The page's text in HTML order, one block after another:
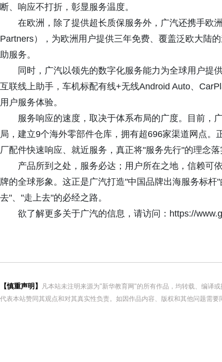
断、响应不打折，彰显服务温度。
在欧洲，除了提供超长质保服务外，广汽还携手欧
Partners），为欧洲用户提供三年免费、覆盖泛欧大陆
助服务。
同时，广汽以领先的数字化服务能力为全球用户提
互联线上助手，车机标配有线+无线Android Auto、
用户服务体验。
服务响应的速度，取决于体系布局的广度。目前，
局，建立9个海外零部件仓库，拥有超696家渠道网点
厂配件快速响应、就近服务，真正将"服务先行"的理念
产品所到之处，服务必达；用户所在之地，信赖可
牌的全球形象。这正是广汽打造"中国品牌出海服务标
去"、"走上去"的必经之路。
欲了解更多关于广汽的信息，请访问：https://
【慎重声明】
凡本站未注明来源为"新华教育网"的所有作品，均转载、编译
代表本站赞同其观点和对其真实性负责。如因作品内容、版权和其他问题需